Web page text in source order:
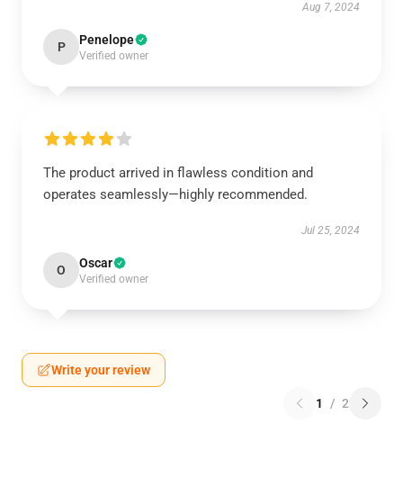
Aug 7, 2024
P Penelope
Verified owner
The product arrived in flawless condition and
operates seamlessly—highly recommended.
Jul 25, 2024
O Oscar
Verified owner
Write your review
1 / 2